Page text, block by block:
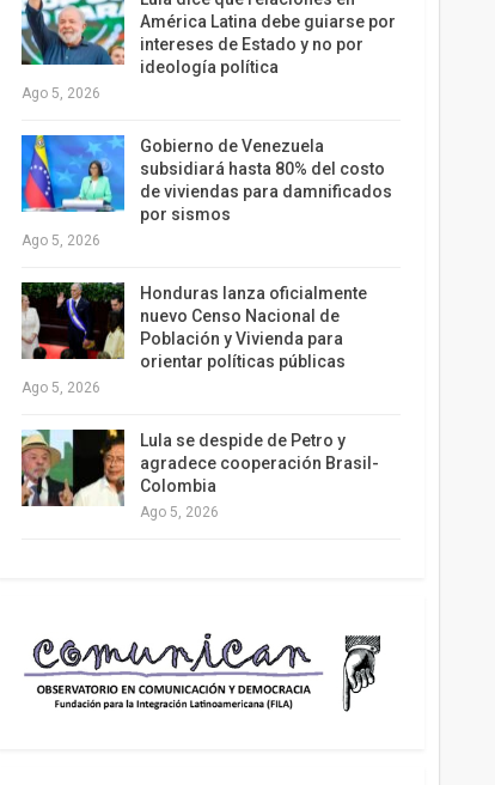
América Latina debe guiarse por
intereses de Estado y no por
ideología política
Ago 5, 2026
Gobierno de Venezuela
subsidiará hasta 80% del costo
de viviendas para damnificados
por sismos
Ago 5, 2026
Honduras lanza oficialmente
nuevo Censo Nacional de
Población y Vivienda para
orientar políticas públicas
Ago 5, 2026
Lula se despide de Petro y
agradece cooperación Brasil-
Colombia
Ago 5, 2026